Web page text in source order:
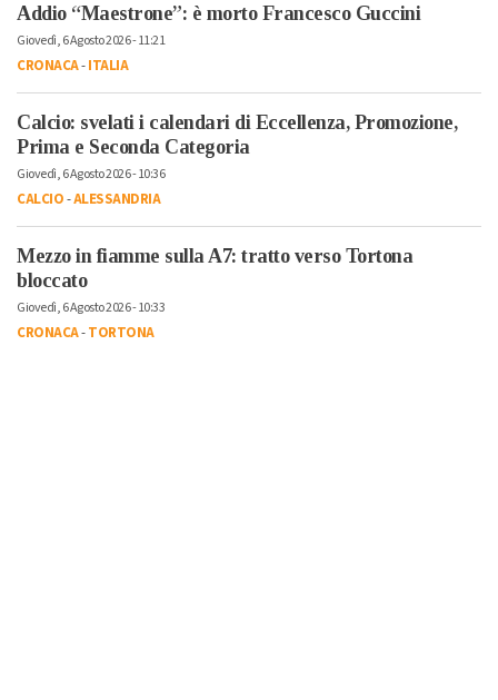
Addio “Maestrone”: è morto Francesco Guccini
Giovedì, 6 Agosto 2026 - 11:21
CRONACA-ITALIA
Calcio: svelati i calendari di Eccellenza, Promozione,
Prima e Seconda Categoria
Giovedì, 6 Agosto 2026 - 10:36
CALCIO-ALESSANDRIA
Mezzo in fiamme sulla A7: tratto verso Tortona
bloccato
Giovedì, 6 Agosto 2026 - 10:33
CRONACA-TORTONA